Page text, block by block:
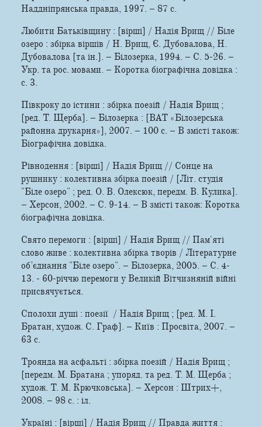
Надднiпрянська правда, 1997. – 87 c.
Любити Батьківщину : [вірші] / Надія Врищ // Біле
озеро : збірка віршів / Н. Врищ, Є. Дубовалова, Н.
Дубовалова [та ін.]. – Білозерка, 1994. – С. 5-26. –
Укр. та рос. мовами. – Коротка біографічна довідка :
с. 3.
Півкроку до істини : збірка поезій / Надія Врищ ;
[ред. Т. Щерба]. – Білозерка : [ВАТ «Білозерська
районна друкарня»], 2007. – 100 с. – В змісті також:
Біографічна довідка.
Рівнодення : [вірші] / Надія Врищ // Сонце на
рушнику : колективна збірка поезій / [Літ. студія
"Біле озеро" ; ред. О. В. Олексюк, передм. В. Кулика].
– Херсон, 2002. – С. 9-14. – В змісті також: Коротка
біографічна довідка.
Свято перемоги : [вірші] / Надія Врищ // Пам'яті
слово живе : колективна збірка творів / Літературне
об’єднання "Біле озеро". – Білозерка, 2005. – С. 4-
13. - 60-річчю перемоги у Великій Вітчизняній війні
присвячується.
Сполохи душі : поезії / Надія Врищ ; [ред. М. І.
Братан, худож. С. Граф]. – Київ : Просвіта, 2007. –
63 с.
Троянда на асфальті : збірка поезій / Надія Врищ ;
[передм. М. Братана ; упоряд. та ред. Т. М. Щерба ;
худож. Т. М. Крючковська]. – Херсон : Штрих+,
2008. – 98 с. : іл.
Україні : [вірші] / Надія Врищ // Правда життя :